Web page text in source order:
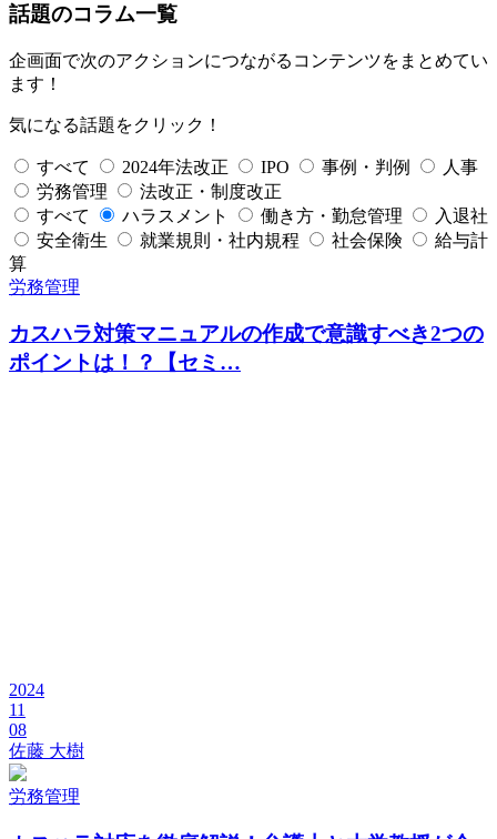
話題のコラム一覧
企画面で次のアクションにつながるコンテンツをまとめてい
ます！
気になる話題をクリック！
すべて 2024年法改正 IPO 事例・判例
人事
労務管理
法改正・制度改正
すべて
ハラスメント 働き方・勤怠管理
入退社
安全衛生
就業規則・社内規程 社会保険
給与計
算
労務管理
カスハラ対策マニュアルの作成で意識すべき2つの
ポイントは！？【セミ…
2024
11
08
佐藤 大樹
労務管理